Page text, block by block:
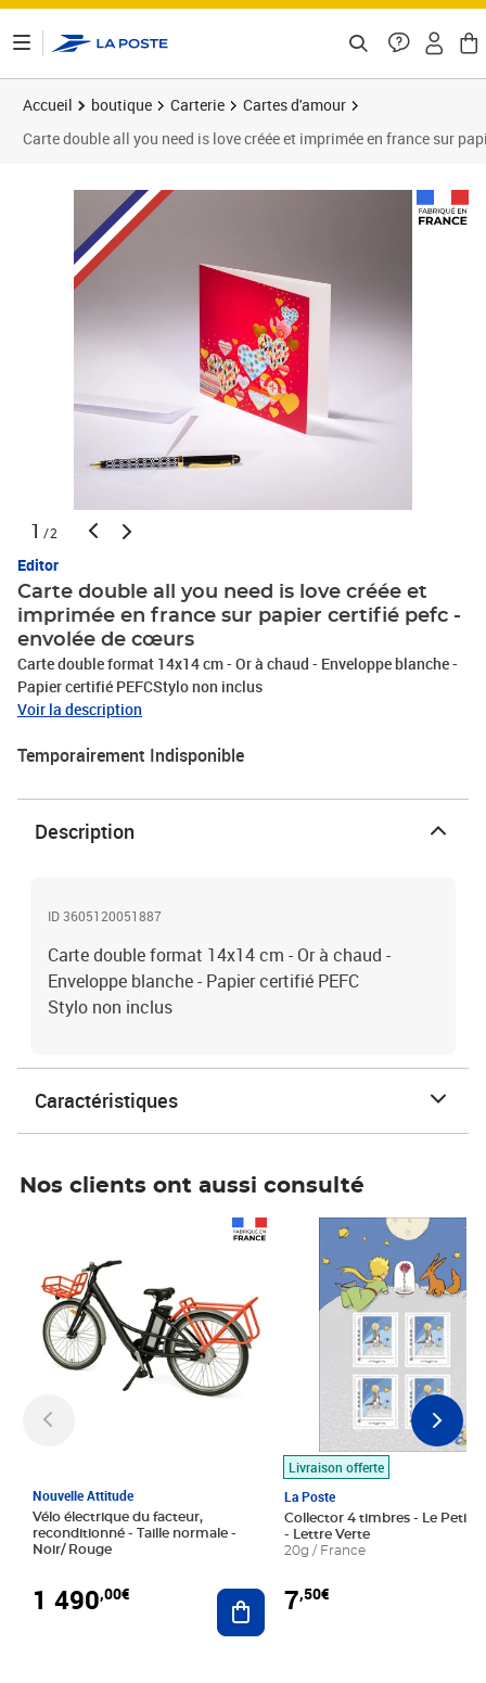
Accueil boutique Carterie
Cartes d'amour
Carte double all you need is love créée et imprimée en france sur
1 /2
Editor
Carte double all you need is love créée et
imprimée en france sur papier certifié pefc -
envolée de cœurs
Carte double format 14x14 cm - Or à chaud - Enveloppe blanche -
Papier certifié PEFCStylo non inclus
Voir la description
Temporairement Indisponible
Description
ID 3605120051887
Carte double format 14x14 cm - Or à chaud -
Enveloppe blanche - Papier certifié PEFC
Stylo non inclus
Caractéristiques
Nos clients ont aussi consulté
Nouvelle Attitude
Vélo électrique du facteur,
reconditionné - Taille normale -
Noir/ Rouge
1 490,00€ Ajouter au panier
Livraison offerte
La Poste
Collector 4 timbres - Le Petit
- Lettre Verte
20g / France
7,50€
Prix 7,50€